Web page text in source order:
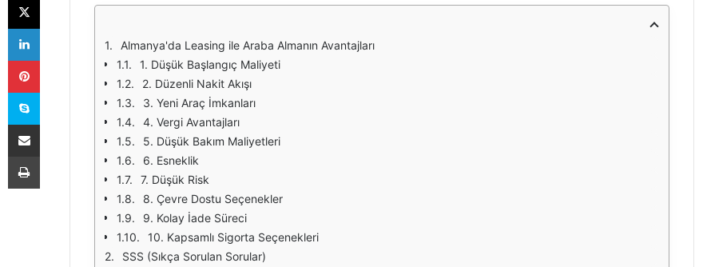
Almanya'da Leasing ile Araba Almanın Avantajları
1. Düşük Başlangıç Maliyeti
2. Düzenli Nakit Akışı
3. Yeni Araç İmkanları
4. Vergi Avantajları
5. Düşük Bakım Maliyetleri
6. Esneklik
7. Düşük Risk
8. Çevre Dostu Seçenekler
9. Kolay İade Süreci
10. Kapsamlı Sigorta Seçenekleri
SSS (Sıkça Sorulan Sorular)
LinkedIn
Pinterest
Skype
E-Posta ile paylaş